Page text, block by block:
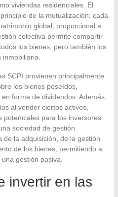
viviendas residenciales. El
de la mutualización: cada
global, proporcional a
colectiva permite compartir
los bienes, pero también los
SCPI provienen principalmente
los bienes poseídos,
forma de dividendos. Además,
al vender ciertos activos,
para los inversores.
sociedad de gestión
de la adquisición, de la gestión
de los bienes, permitiendo a
gestión pasiva.
invertir en las